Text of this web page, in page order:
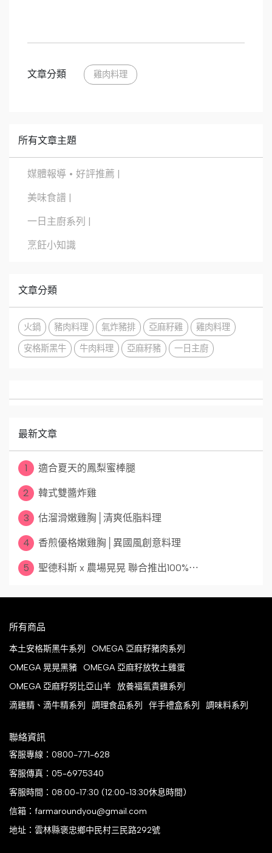
文章分類 雞肉料理
所有文章主題
媒體報導 • 好評推薦 |
美味食譜 |
一日主廚系列 |
烹飪小知識
文章分類
火鍋 豬肉料理 氣炸豬排 亞麻籽雞
雞肉料理
安格斯黑牛
牛肉料理 亞麻籽豬 一日主廚
最新文章
1 適合夏天的鳳梨蜜棒腿
2 韓式雙醬炸雞
3 估溜滑嫩雞胸│清爽低脂料理
4 香煎優格嫩雞胸│異國風創意料理
5 聖德科斯 x 農場晃晃 聯合推出100%⋯
所有商品
本土安格斯黑牛系列
OMEGA 亞麻籽豬肉系列
OMEGA 晃晃黑豬 OMEGA 亞麻籽放牧土雞蛋
OMEGA 亞麻籽努比亞山羊 放養福氣貴雞系列
滴雞精、滴牛精系列
調理食品系列 伴手禮盒系列 調味料系列
聯絡資訊
客服專線：0800-771-628
客服傳真：05-6975340
客服時間：08:00-17:30 (12:00-13:30休息時間)
信箱：farmaroundyou@gmail.com
地址：雲林縣褒忠鄉中民村三民路292號